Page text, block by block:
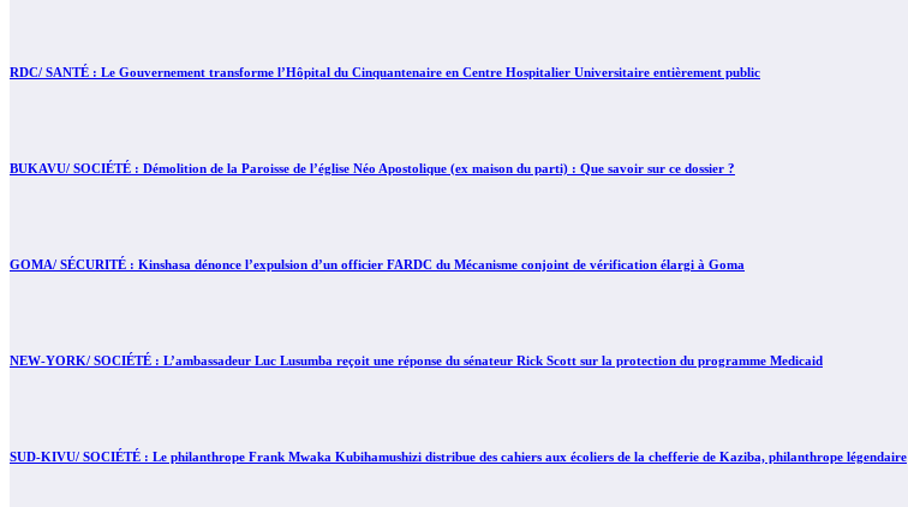
RDC/ SANTÉ : Le Gouvernement transforme l’Hôpital du Cinquantenaire en Centre Hospitalier Universitaire entièrement public
BUKAVU/ SOCIÉTÉ : Démolition de la Paroisse de l’église Néo Apostolique (ex maison du parti) : Que savoir sur ce dossier ?
GOMA/ SÉCURITÉ : Kinshasa dénonce l’expulsion d’un officier FARDC du Mécanisme conjoint de vérification élargi à Goma
NEW-YORK/ SOCIÉTÉ : L’ambassadeur Luc Lusumba reçoit une réponse du sénateur Rick Scott sur la protection du programme Medicaid
SUD-KIVU/ SOCIÉTÉ : Le philanthrope Frank Mwaka Kubihamushizi distribue des cahiers aux écoliers de la chefferie de Kaziba, philanthrope légendaire